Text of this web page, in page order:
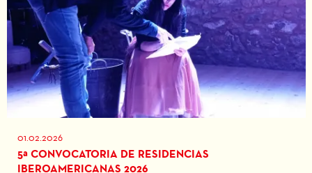
01.02.2026
5ª CONVOCATORIA DE RESIDENCIAS
IBEROAMERICANAS 2026